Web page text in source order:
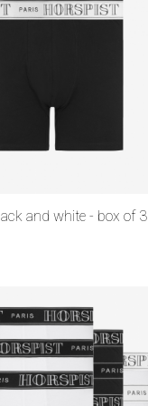
and white - box of 3